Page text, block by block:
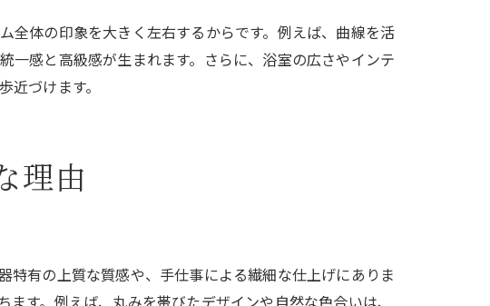
全体の印象を大きく左右するからです。例えば、曲線を活
一感と高級感が生まれます。さらに、浴室の広さやインテ
づけます。
理由
有の上質な質感や、手仕事による繊細な仕上げにありま
す。例えば、丸みを帯びたデザインや自然な色合いは、